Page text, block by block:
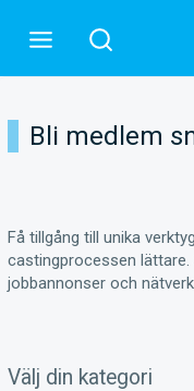
Bli medlem
Få tillgång till unika
castingprocessen
jobbannonser och
Välj din kategori